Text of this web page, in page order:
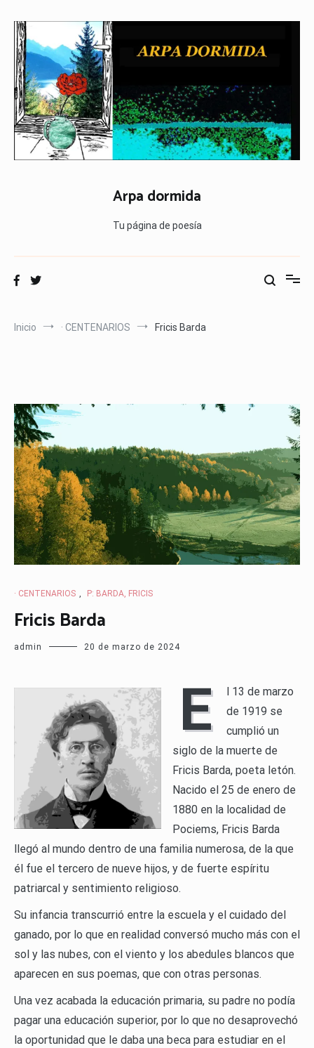
contenido
Arpa dormida
Tu página de poesía
Inicio · CENTENARIOS Fricis Barda
· CENTENARIOS , P: BARDA, FRICIS
Fricis Barda
admin 20 de marzo de 2024
E
l 13 de marzo
de 1919 se
cumplió un
siglo de la muerte de
Fricis Barda, poeta letón.
Nacido el 25 de enero de
1880 en la localidad de
Pociems, Fricis Barda
llegó al mundo dentro de una familia numerosa, de la que
él fue el tercero de nueve hijos, y de fuerte espíritu
patriarcal y sentimiento religioso.
Su infancia transcurrió entre la escuela y el cuidado del
ganado, por lo que en realidad conversó mucho más con el
sol y las nubes, con el viento y los abedules blancos que
aparecen en sus poemas, que con otras personas.
Una vez acabada la educación primaria, su padre no podía
pagar una educación superior, por lo que no desaprovechó
la oportunidad que le daba una beca para estudiar en el